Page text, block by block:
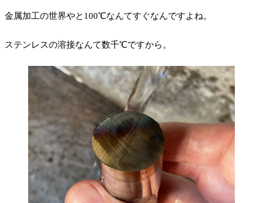
金属加工の世界やと100℃なんてすぐなんですよね。
ステンレスの溶接なんて数千℃ですから。